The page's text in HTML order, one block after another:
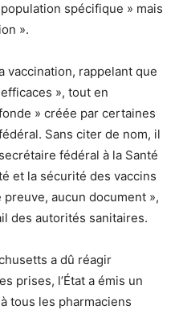
spécifique » mais
».
vaccination, rappelant que
», tout en
» créée par certaines
Sans citer de nom, il
fédéral à la Santé
et la sécurité des vaccins
aucun document »,
des autorités sanitaires.
a dû réagir
prises, l’État a émis un
tous les pharmaciens